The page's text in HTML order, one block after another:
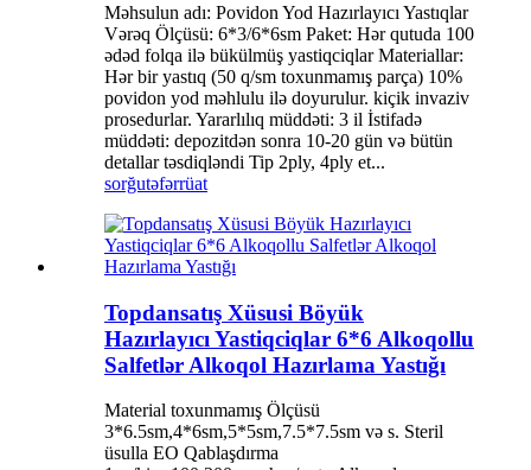
Məhsulun adı: Povidon Yod Hazırlayıcı Yastıqlar
Vərəq Ölçüsü: 6*3/6*6sm Paket: Hər qutuda 100
ədəd folqa ilə bükülmüş yastiqciqlar Materiallar:
Hər bir yastıq (50 q/sm toxunmamış parça) 10%
povidon yod məhlulu ilə doyurulur. kiçik invaziv
prosedurlar. Yararlılıq müddəti: 3 il İstifadə
müddəti: depozitdən sonra 10-20 gün və bütün
detallar təsdiqləndi Tip 2ply, 4ply et...
sorğutəfərrüat
Topdansatış Xüsusi Böyük
Hazırlayıcı Yastiqciqlar 6*6 Alkoqollu
Salfetlər Alkoqol Hazırlama Yastığı
Material toxunmamış Ölçüsü
3*6.5sm,4*6sm,5*5sm,7.5*7.5sm və s. Steril
üsulla EO Qablaşdırma